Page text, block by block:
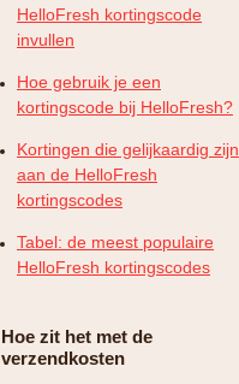
HelloFresh kortingscode
invullen
Hoe gebruik je een
kortingscode bij HelloFresh?
Kortingen die gelijkaardig zijn
aan de HelloFresh
kortingscodes
Tabel: de meest populaire
HelloFresh kortingscodes
Hoe zit het met de
verzendkosten